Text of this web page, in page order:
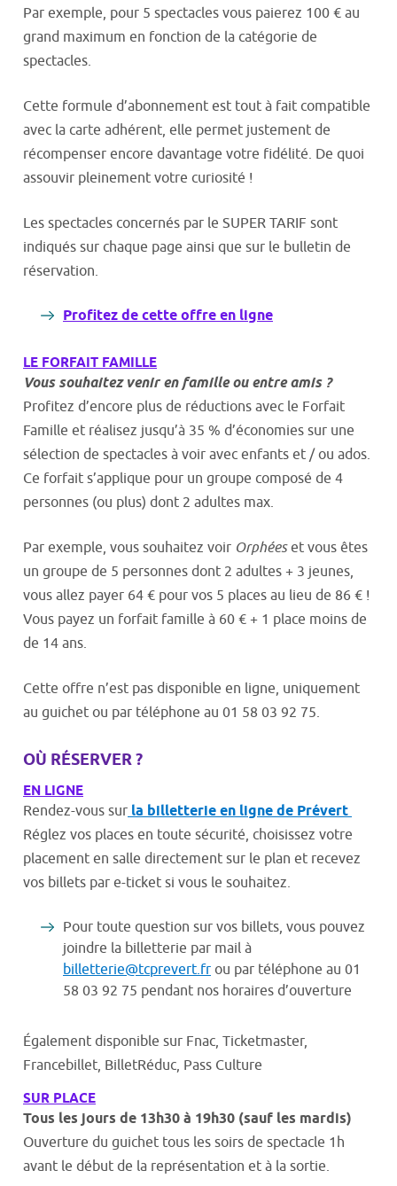
Par exemple, pour 5 spectacles vous paierez 100 € au
grand maximum en fonction de la catégorie de
spectacles.
Cette formule d’abonnement est tout à fait compatible
avec la carte adhérent, elle permet justement de
récompenser encore davantage votre fidélité. De quoi
assouvir pleinement votre curiosité !
Les spectacles concernés par le SUPER TARIF sont
indiqués sur chaque page ainsi que sur le bulletin de
réservation.
Profitez de cette offre en ligne
LE FORFAIT FAMILLE
Vous souhaitez venir en famille ou entre amis ?
Profitez d’encore plus de réductions avec le Forfait
Famille et réalisez jusqu’à 35 % d’économies sur une
sélection de spectacles à voir avec enfants et / ou ados.
Ce forfait s’applique pour un groupe composé de 4
personnes (ou plus) dont 2 adultes max.
Par exemple, vous souhaitez voir Orphéeset vous êtes
un groupe de 5 personnes dont 2 adultes + 3 jeunes,
vous allez payer 64 € pour vos 5 places au lieu de 86 € !
Vous payez un forfait famille à 60 € + 1 place moins de
de 14 ans.
Cette offre n’est pas disponible en ligne, uniquement
au guichet ou par téléphone au 01 58 03 92 75.
OÙ RÉSERVER ?
EN LIGNE
Rendez-vous sur la billetterie en ligne de Prévert
Réglez vos places en toute sécurité, choisissez votre
placement en salle directement sur le plan et recevez
vos billets par e-ticket si vous le souhaitez.
Pour toute question sur vos billets, vous pouvez
joindre la billetterie par mail à
billetterie@tcprevert.fr ou par téléphone au 01
58 03 92 75 pendant nos horaires d’ouverture
Également disponible sur Fnac, Ticketmaster,
Francebillet, BilletRéduc, Pass Culture
SUR PLACE
Tous les jours de 13h30 à 19h30 (sauf les mardis)
Ouverture du guichet tous les soirs de spectacle 1h
avant le début de la représentation et à la sortie.